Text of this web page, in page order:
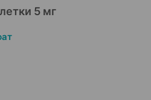
5 мг